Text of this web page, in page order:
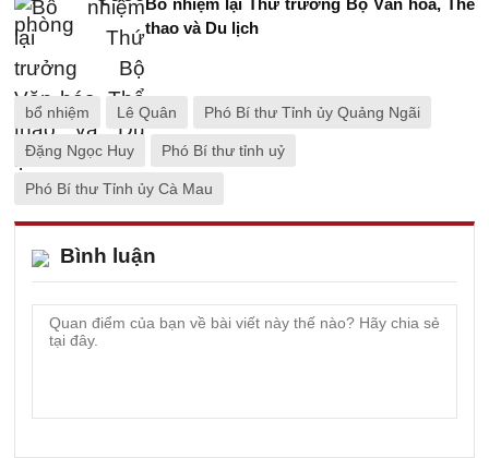
Bổ nhiệm lại Thứ trưởng Bộ Văn hóa, Thể
thao và Du lịch
bổ nhiệm Lê Quân Phó Bí thư Tỉnh ủy Quảng Ngãi
Đặng Ngọc Huy Phó Bí thư tỉnh uỷ
Phó Bí thư Tỉnh ủy Cà Mau
Bình luận